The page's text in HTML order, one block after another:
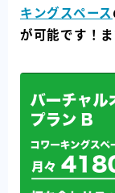
キングスペース
が可能です！